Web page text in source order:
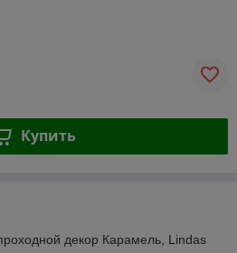
Купить
декор Карамель, Lindas